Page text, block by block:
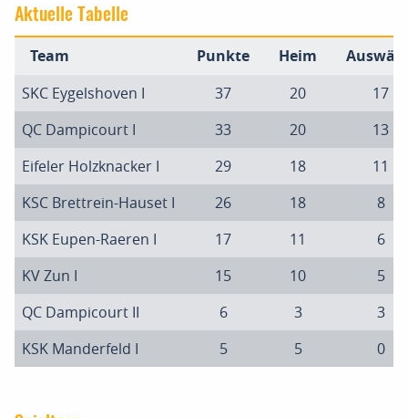
Aktuelle Tabelle
Team Punkte Heim
SKC Eygelshoven I
37 20
17
QC Dampicourt I
33 20
13
Eifeler Holzknacker I
29 18
11
KSC Brettrein-Hauset I
26 18
8
KSK Eupen-Raeren I
17 11
6
KV Zun I
15 10
5
QC Dampicourt II
6 3
3
KSK Manderfeld I
5 5 0